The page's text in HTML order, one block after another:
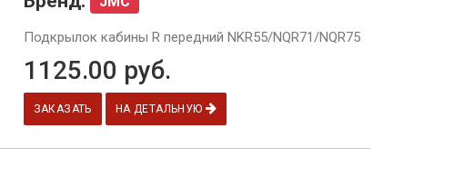
Подкрылок кабины R передний NKR55/NQR71/NQR75
1125.00 руб.
ЗАКАЗАТЬ НА ДЕТАЛЬНУЮ